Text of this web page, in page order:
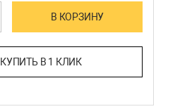
В КОРЗИНУ
КУПИТЬ В 1 КЛИК